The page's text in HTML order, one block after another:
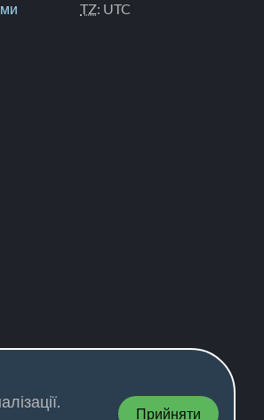
Прийняти
TZ: UTC